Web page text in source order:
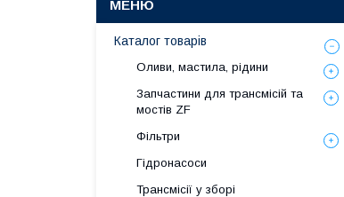
Каталог товарів
Оливи, мастила, рідини
Запчастини для трансмісій та
мостів ZF
Фільтри
Гідронасоси
Трансмісії у зборі